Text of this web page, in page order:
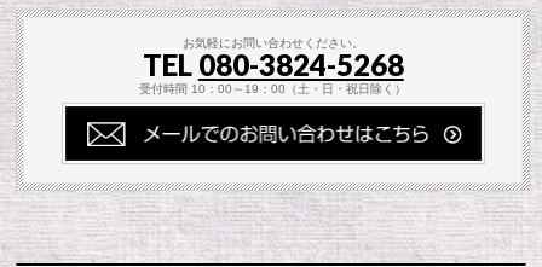
お気軽にお問い合わせください。
TEL 080-3824-5268
受付時間 10：00～19：00（土・日・祝日除く）